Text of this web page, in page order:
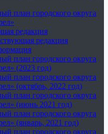
план городского округа
редакция
редакция
план городского округа
(2023 год)
план городского округа
(октябрь, 2022 год)
план городского округа
(июнь 2021 год)
план городского округа
(январь, 2021 год)
план городского округа